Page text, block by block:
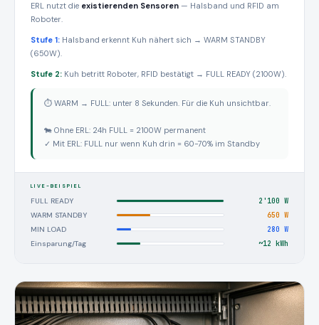
ERL nutzt die existierenden Sensoren — Halsband und RFID am
Roboter.
Stufe 1: Halsband erkennt Kuh nähert sich → WARM STANDBY
(650W).
Stufe 2: Kuh betritt Roboter, RFID bestätigt → FULL READY (2100W).
⏱ WARM → FULL: unter 8 Sekunden. Für die Kuh unsichtbar.
🐄 Ohne ERL: 24h FULL = 2100W permanent
✓ Mit ERL: FULL nur wenn Kuh drin = 60-70% im Standby
LIVE-BEISPIEL
FULL READY
2'100 W
WARM STANDBY
650 W
MIN LOAD
280 W
Einsparung/Tag
~12 kWh